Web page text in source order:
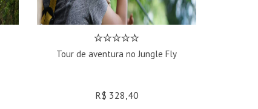
Tour de aventura no Jungle Fly
R$ 328,40